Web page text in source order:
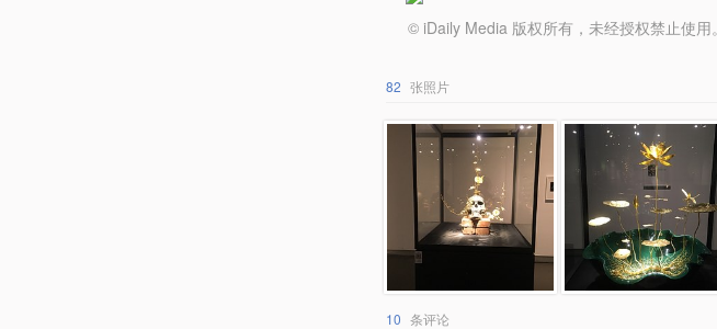
© iDaily Media 版权所有，未经授权禁止使用。
82 张照片
10 条评论